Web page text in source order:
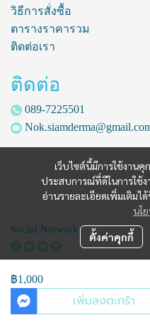
฿1,000
เพิ่มลงตะกร้า
เว็บไซต์นี้มีการใช้งาน
ประสบการณ์ที่ดีในการใช้
อ่านรายละเอียดเพิ่มเติมไ
นโ
ตั้งค่าคุกกี้
วิธีการสั่งซื้อ
ตารางราคารวม
ติดต่อเรา
ติดต่อ
089-7225501
Social Network
Copyright | All Rights
Powered By